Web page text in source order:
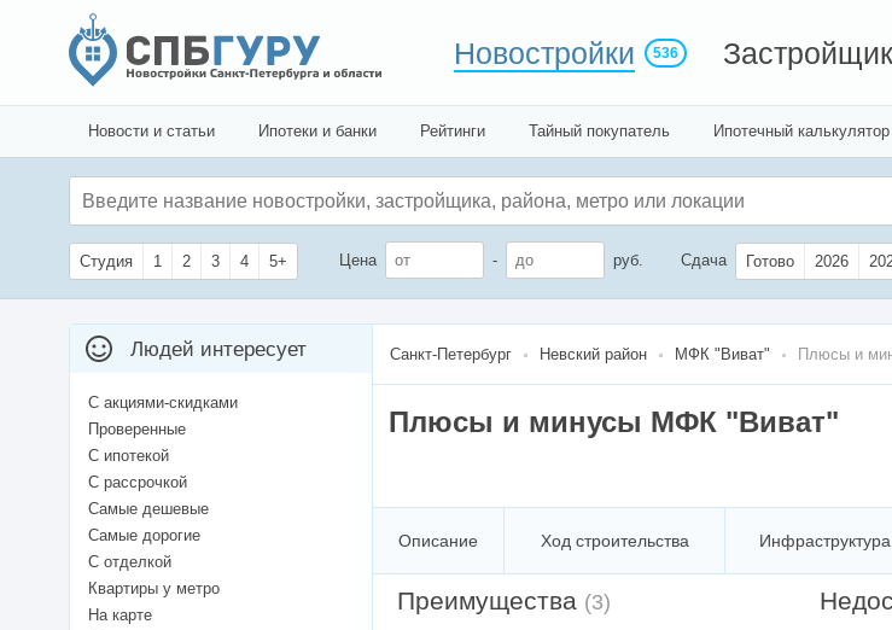
Новостройки 536
Новости и статьи Ипотеки и банки Рейтинги Тайный покупатель Ипотечный калькулятор
Студия 1 2 3 4 5+ Цена - руб. Сдача Готово 2026
Санкт-Петербург Невский район МФК "Виват" Плюсы и
Плюсы и минусы МФК "Виват"
Описание Ход строительства Инфраструктура
Преимущества (3)
Людей интересует
С акциями-скидками
Проверенные
С ипотекой
С рассрочкой
Самые дешевые
Самые дорогие
С отделкой
Квартиры у метро
На карте